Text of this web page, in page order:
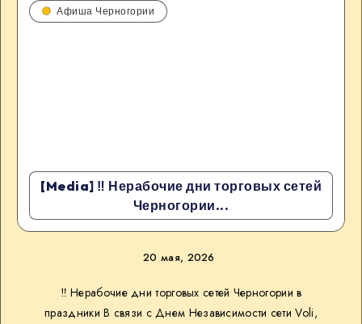
[Media] ‼️ Нерабочие дни торговых сетей
Черногории...
Афиша Черногории
20 мая, 2026
‼️ Нерабочие дни торговых сетей Черногории в
праздники В связи с Днем Независимости сети Voli,